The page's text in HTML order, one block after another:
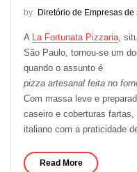
by Diretório de Empresas de
A La Fortunata Pizzaria,
São Paulo, tornou-se um
quando o assunto é
pizza artesanal feita no
Com massa leve e
caseiro e coberturas
italiano com a praticidade
Read More